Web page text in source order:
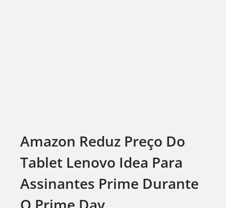
Amazon Reduz Preço Do
Tablet Lenovo Idea Para
Assinantes Prime Durante